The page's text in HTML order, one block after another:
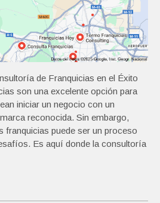
de Franquicias en el Éxito
son una excelente opción para
iniciar un negocio con un
reconocida. Sin embargo,
franquicias puede ser un proceso
Es aquí donde la consultoría